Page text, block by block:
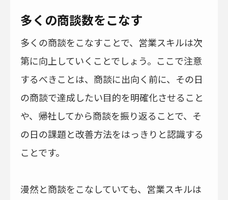
多くの商談数をこなす
多くの商談をこなすことで、営業スキルは次
第に向上していくことでしょう。ここで注意
するべきことは、商談に出向く前に、その日
の商談で達成したい目的を明確化させること
や、帰社してから商談を振り返ることで、そ
の日の課題と改善方法をはっきりと認識する
ことです。
漫然と商談をこなしていても、営業スキルは